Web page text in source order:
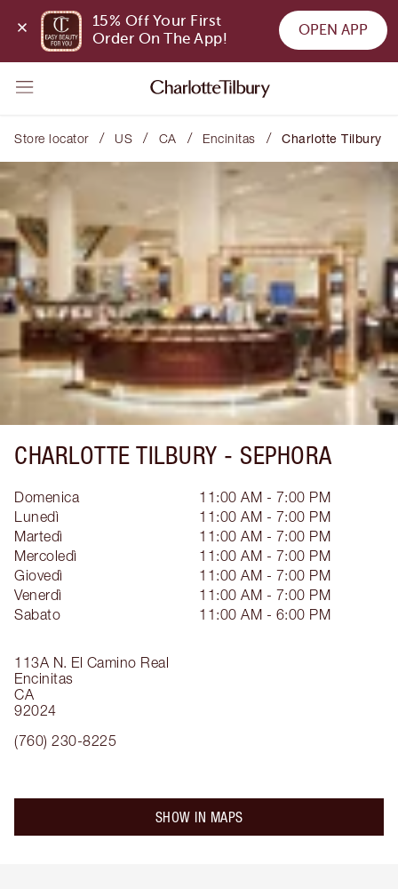
15% Off Your First
Order On The App!
OPEN APP
Store locator / US / CA / Encinitas / Charlotte Tilbury
CHARLOTTE TILBURY - SEPHORA
113A N. El Camino Real
Encinitas
CA
92024
(760) 230-8225
Domenica
11:00 AM - 7:00 PM
Lunedì
11:00 AM - 7:00 PM
Martedì
11:00 AM - 7:00 PM
Mercoledì
11:00 AM - 7:00 PM
Giovedì
11:00 AM - 7:00 PM
Venerdì
11:00 AM - 7:00 PM
Sabato
11:00 AM - 6:00 PM
SHOW IN MAPS